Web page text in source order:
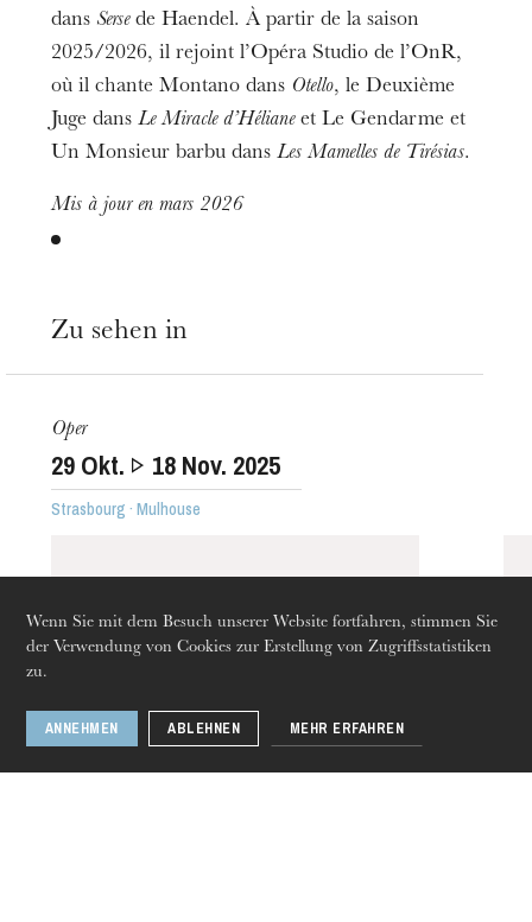
Wenn Sie mit dem Besuch unserer Website fortfahren, stimmen Sie
der Verwendung von Cookies zur Erstellung von Zugriffsstatistiken
zu.
ANNEHMEN ABLEHNEN MEHR ERFAHREN
Die OnR mit euch
Führungen durch die Oper
dans Sersede Haendel. À partir de la saison
2025/2026, il rejoint l’Opéra Studio de l’OnR,
où il chante Montano dans Otello, le Deuxième
Juge dansLe Miracle d’Hélianeet Le Gendarme et
Un Monsieur barbu dansLes Mamelles de Tirésias.
Mis à jour en mars 2026
Zu sehen in
Oper
29 Okt. 18 Nov. 2025
Strasbourg · Mulhouse